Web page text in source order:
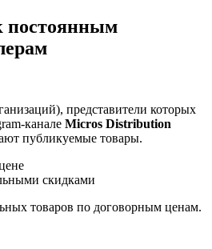
постоянным
представители которых
канале Micros Distribution
публикуемые товары.
скидками
товаров по договорным ценам.